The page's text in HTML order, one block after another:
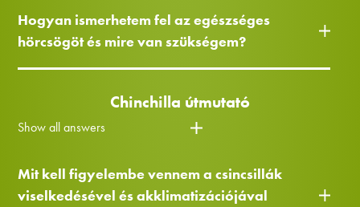
Hogyan ismerhetem fel az egészséges
hörcsögöt és mire van szükségem?
Chinchilla útmutató
Show all answers
Mit kell figyelembe vennem a csincsillák
viselkedésével és akklimatizációjával